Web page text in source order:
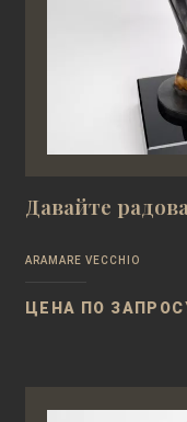
Давайте
ARAMARE VECCHIO
ЦЕНА ПО